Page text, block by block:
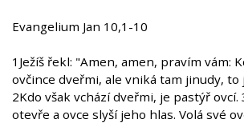
Evangelium Jan 10,1-10
1Ježíš řekl: "Amen, amen, pravím vám:
ovčince dveřmi, ale vniká tam jinudy, to
2Kdo však vchází dveřmi, je pastýř ovcí.
otevře a ovce slyší jeho hlas. Volá své